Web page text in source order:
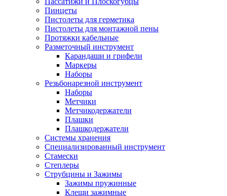
Пинцеты
Пистолеты для герметика
Пистолеты для монтажной пены
Протяжки кабельные
Разметочный инструмент
Карандаши и грифели
Маркеры
Наборы
Резьбонарезной инструмент
Наборы
Метчики
Метчикодержатели
Плашки
Плашкодержатели
Системы хранения
Специализированный инструмент
Стамески
Степлеры
Струбцины и Зажимы
Зажимы пружинные
Клещи зажимные